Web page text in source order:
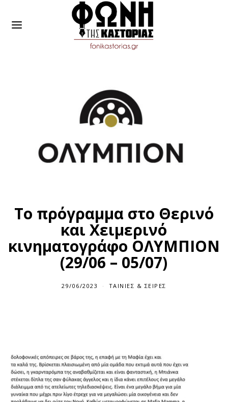
Το πρόγραμμα στο Θερινό
και Χειμερινό
κινηματογράφο ΟΛΥΜΠΙΟΝ
(29/06 – 05/07)
29/06/2023 ΤΑΙΝΊΕΣ & ΣΕΙΡΈΣ